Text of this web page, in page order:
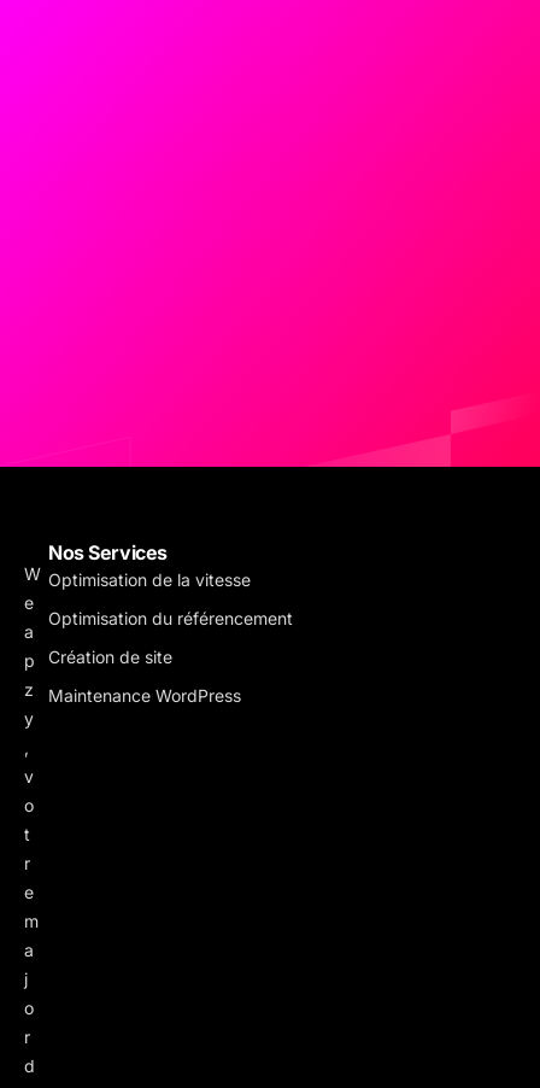
W
e
a
p
z
y
,
v
o
t
r
e
m
a
j
o
r
d
Nos Services
Optimisation de la vitesse
Optimisation du référencement
Création de site
Maintenance WordPress